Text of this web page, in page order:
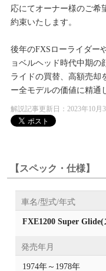
応にてオーナー様のご希
約束いたします。
後年のFXSローライダー
ョベルヘッド時代中期の
ライドの買替、高額売却
ー全モデルの価値に精通
解説記事更新日：2023年10月
【スペック・仕様】
車名/型式/年式
FXE1200 Super
発売年月
1974年～1978年